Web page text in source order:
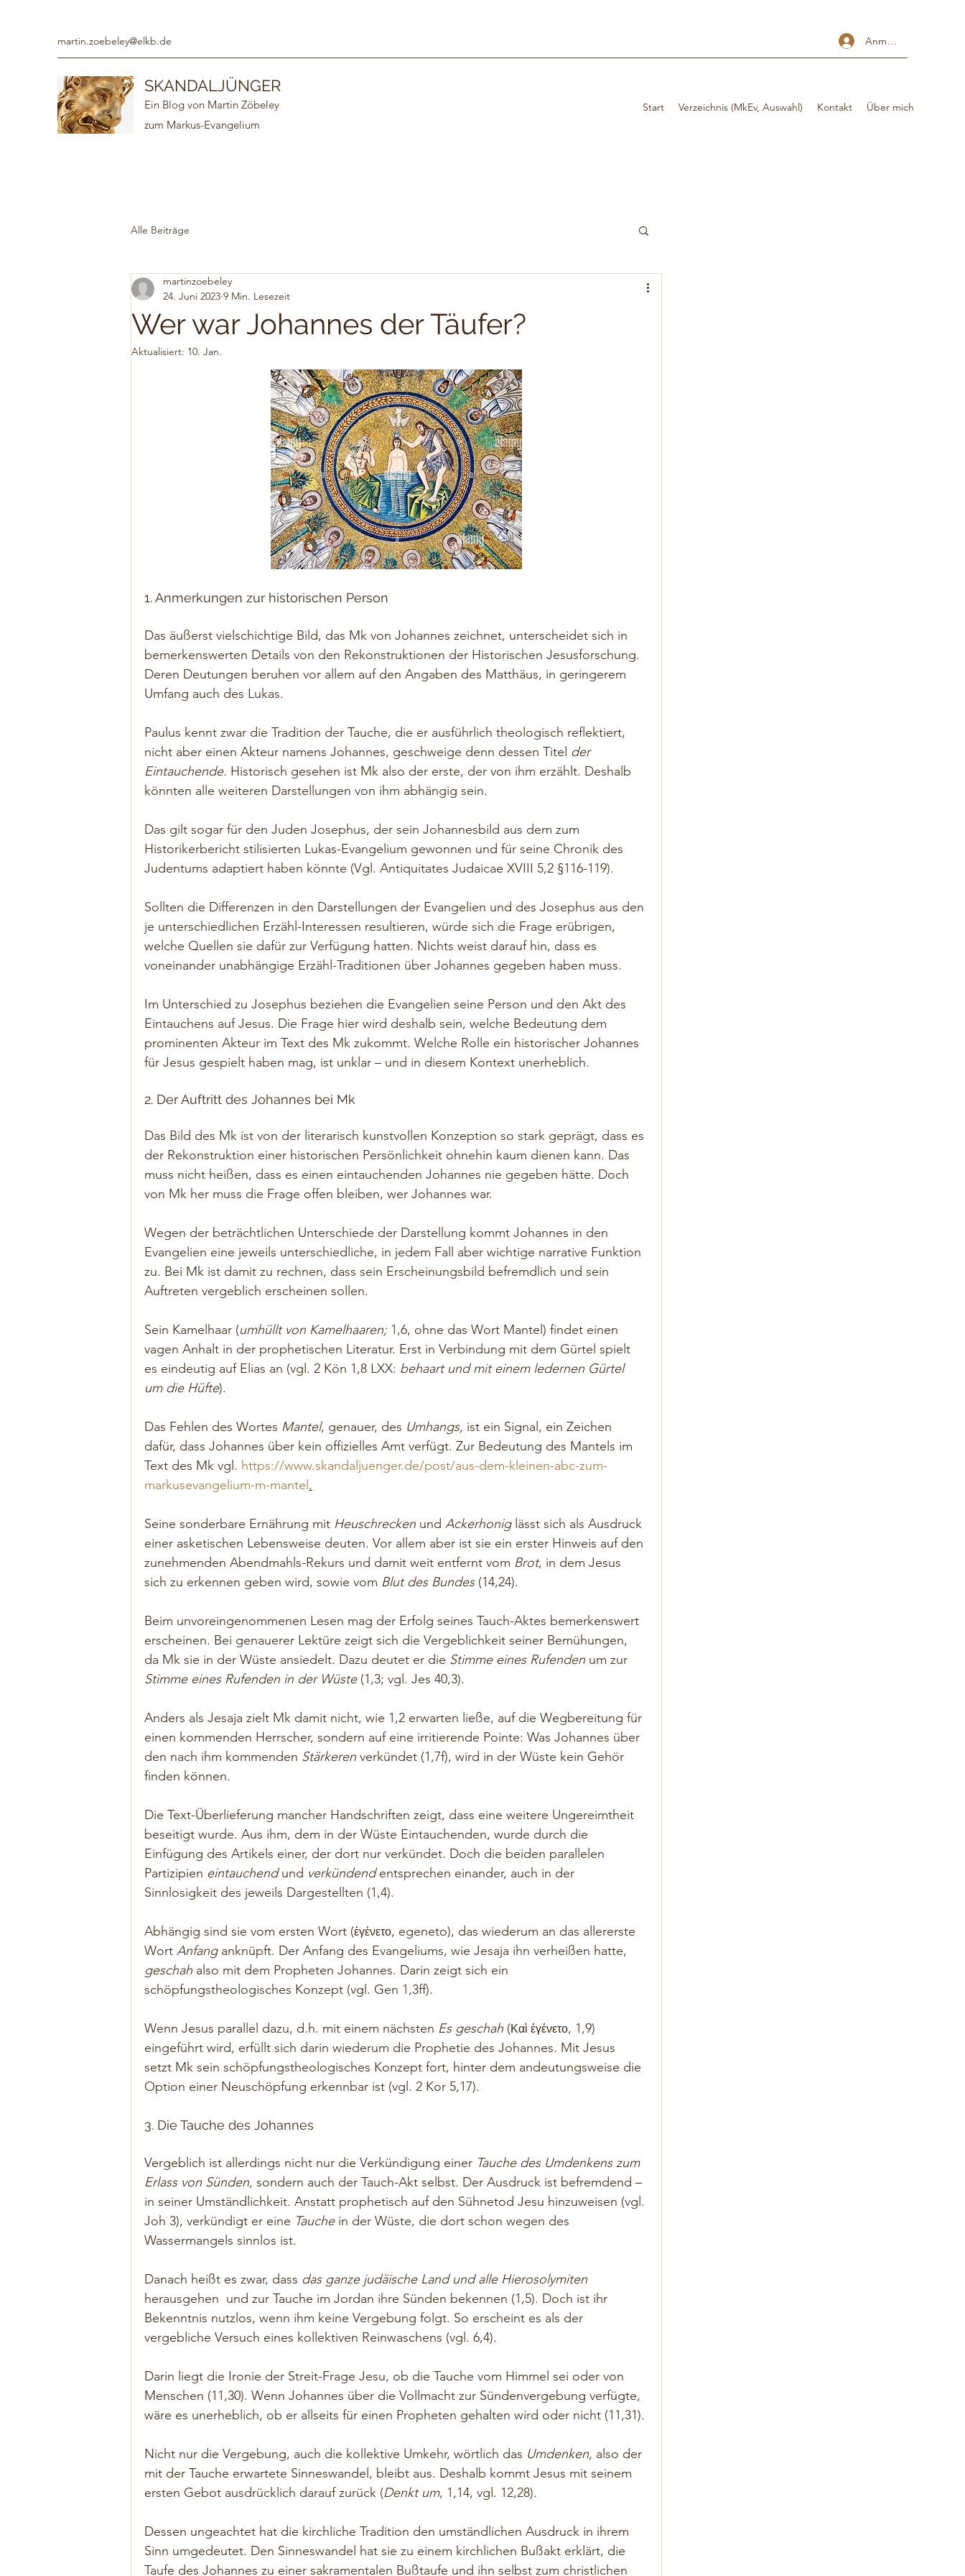
martin.zoebeley@elkb.de Anmelden
SKANDALJÜNGER
Ein Blog von Martin Zöbeley
zum Markus-Evangelium
Start Verzeichnis (MkEv, Auswahl) Kontakt Über mich
Alle Beiträge
Wer war Johannes der Täufer?
martinzoebeley
24. Juni 2023 9 Min. Lesezeit
Aktualisiert: 10. Jan.
1. Anmerkungen zur historischen Person
Das äußerst vielschichtige Bild, das Mk von Johannes zeichnet, unterscheidet sich in
bemerkenswerten Details von den Rekonstruktionen der Historischen Jesusforschung.
Deren Deutungen beruhen vor allem auf den Angaben des Matthäus, in geringerem
Umfang auch des Lukas.
Paulus kennt zwar die Tradition der Tauche, die er ausführlich theologisch reflektiert,
nicht aber einen Akteur namens Johannes, geschweige denn dessen Titel der
Eintauchende. Historisch gesehen ist Mk also der erste, der von ihm erzählt. Deshalb
könnten alle weiteren Darstellungen von ihm abhängig sein.
Das gilt sogar für den Juden Josephus, der sein Johannesbild aus dem zum
Historikerbericht stilisierten Lukas-Evangelium gewonnen und für seine Chronik des
Judentums adaptiert haben könnte (Vgl. Antiquitates Judaicae XVIII 5,2 §116-119).
Sollten die Differenzen in den Darstellungen der Evangelien und des Josephus aus den
je unterschiedlichen Erzähl-Interessen resultieren, würde sich die Frage erübrigen,
welche Quellen sie dafür zur Verfügung hatten. Nichts weist darauf hin, dass es
voneinander unabhängige Erzähl-Traditionen über Johannes gegeben haben muss.
Im Unterschied zu Josephus beziehen die Evangelien seine Person und den Akt des
Eintauchens auf Jesus. Die Frage hier wird deshalb sein, welche Bedeutung dem
prominenten Akteur im Text des Mk zukommt. Welche Rolle ein historischer Johannes
für Jesus gespielt haben mag, ist unklar – und in diesem Kontext unerheblich.
2. Der Auftritt des Johannes bei Mk
Das Bild des Mk ist von der literarisch kunstvollen Konzeption so stark geprägt, dass es
der Rekonstruktion einer historischen Persönlichkeit ohnehin kaum dienen kann. Das
muss nicht heißen, dass es einen eintauchenden Johannes nie gegeben hätte. Doch
von Mk her muss die Frage offen bleiben, wer Johannes war.
Wegen der beträchtlichen Unterschiede der Darstellung kommt Johannes in den
Evangelien eine jeweils unterschiedliche, in jedem Fall aber wichtige narrative Funktion
zu. Bei Mk ist damit zu rechnen, dass sein Erscheinungsbild befremdlich und sein
Auftreten vergeblich erscheinen sollen.
Sein Kamelhaar (umhüllt von Kamelhaaren; 1,6, ohne das Wort Mantel) findet einen
vagen Anhalt in der prophetischen Literatur. Erst in Verbindung mit dem Gürtel spielt
es eindeutig auf Elias an (vgl. 2 Kön 1,8 LXX: behaart und mit einem ledernen Gürtel
um die Hüfte).
Das Fehlen des Wortes Mantel, genauer, des Umhangs, ist ein Signal, ein Zeichen
dafür, dass Johannes über kein offizielles Amt verfügt. Zur Bedeutung des Mantels im
Text des Mk vgl. https://www.skandaljuenger.de/post/aus-dem-kleinen-abc-zum-
markusevangelium-m-mantel.
Seine sonderbare Ernährung mit Heuschrecken und Ackerhonig lässt sich als Ausdruck
einer asketischen Lebensweise deuten. Vor allem aber ist sie ein erster Hinweis auf den
zunehmenden Abendmahls-Rekurs und damit weit entfernt vom Brot, in dem Jesus
sich zu erkennen geben wird, sowie vom Blut des Bundes (14,24).
Beim unvoreingenommenen Lesen mag der Erfolg seines Tauch-Aktes bemerkenswert
erscheinen. Bei genauerer Lektüre zeigt sich die Vergeblichkeit seiner Bemühungen,
da Mk sie in der Wüste ansiedelt. Dazu deutet er die Stimme eines Rufenden um zur
Stimme eines Rufenden in der Wüste (1,3; vgl. Jes 40,3).
Anders als Jesaja zielt Mk damit nicht, wie 1,2 erwarten ließe, auf die Wegbereitung für
einen kommenden Herrscher, sondern auf eine irritierende Pointe: Was Johannes über
den nach ihm kommenden Stärkeren verkündet (1,7f), wird in der Wüste kein Gehör
finden können.
Die Text-Überlieferung mancher Handschriften zeigt, dass eine weitere Ungereimtheit
beseitigt wurde. Aus ihm, dem in der Wüste Eintauchenden, wurde durch die
Einfügung des Artikels einer, der dort nur verkündet. Doch die beiden parallelen
Partizipien eintauchend und verkündend entsprechen einander, auch in der
Sinnlosigkeit des jeweils Dargestellten (1,4).
Abhängig sind sie vom ersten Wort (ἐγένετο, egeneto), das wiederum an das allererste
Wort Anfang anknüpft. Der Anfang des Evangeliums, wie Jesaja ihn verheißen hatte,
geschah also mit dem Propheten Johannes. Darin zeigt sich ein
schöpfungstheologisches Konzept (vgl. Gen 1,3ff).
Wenn Jesus parallel dazu, d.h. mit einem nächsten Es geschah (Καὶ ἐγένετο, 1,9)
eingeführt wird, erfüllt sich darin wiederum die Prophetie des Johannes. Mit Jesus
setzt Mk sein schöpfungstheologisches Konzept fort, hinter dem andeutungsweise die
Option einer Neuschöpfung erkennbar ist (vgl. 2 Kor 5,17).
3. Die Tauche des Johannes
Vergeblich ist allerdings nicht nur die Verkündigung einer Tauche des Umdenkens zum
Erlass von Sünden, sondern auch der Tauch-Akt selbst. Der Ausdruck ist befremdend –
in seiner Umständlichkeit. Anstatt prophetisch auf den Sühnetod Jesu hinzuweisen (vgl.
Joh 3), verkündigt er eine Tauche in der Wüste, die dort schon wegen des
Wassermangels sinnlos ist.
Danach heißt es zwar, dass das ganze judäische Land und alle Hierosolymiten
herausgehen  und zur Tauche im Jordan ihre Sünden bekennen (1,5). Doch ist ihr
Bekenntnis nutzlos, wenn ihm keine Vergebung folgt. So erscheint es als der
vergebliche Versuch eines kollektiven Reinwaschens (vgl. 6,4).
Darin liegt die Ironie der Streit-Frage Jesu, ob die Tauche vom Himmel sei oder von
Menschen (11,30). Wenn Johannes über die Vollmacht zur Sündenvergebung verfügte,
wäre es unerheblich, ob er allseits für einen Propheten gehalten wird oder nicht (11,31).
Nicht nur die Vergebung, auch die kollektive Umkehr, wörtlich das Umdenken, also der
mit der Tauche erwartete Sinneswandel, bleibt aus. Deshalb kommt Jesus mit seinem
ersten Gebot ausdrücklich darauf zurück (Denkt um, 1,14, vgl. 12,28).
Dessen ungeachtet hat die kirchliche Tradition den umständlichen Ausdruck in ihrem
Sinn umgedeutet. Den Sinneswandel hat sie zu einem kirchlichen Bußakt erklärt, die
Taufe des Johannes zu einer sakramentalen Bußtaufe und ihn selbst zum christlichen